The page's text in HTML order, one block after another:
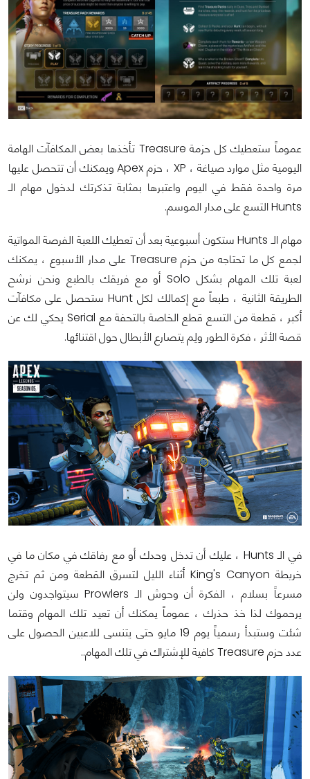
عموماً ستعطيك كل حزمة Treasure تأخذها بعض المكافآت الهامة
اليومية مثل موارد صياغة ، XP ، حزم Apex ويمكنك أن تتحصل عليها
مرة واحدة فقط في اليوم واعتبرها بمثابة تذكرتك لدخول مهام الـ
Hunts التسع على مدار الموسم.
مهام الـ Hunts ستكون أسبوعية بعد أن تعطيك اللعبة الفرصة المواتية
لجمع كل ما تحتاجه من حزم Treasure على مدار الأسبوع ، يمكنك
لعبة تلك المهام بشكل Solo أو مع فريقك بالطبع ونحن نرشح
الطريقة الثانية ، طبعاً مع إكمالك لكل Hunt ستحصل على مكافآت
أكبر ، قطعة من التسع قطع الخاصة بالتحفة مع Serial يحكي لك عن
قصة الأثر ، فكرة الطور ولِم يتصارع الأبطال حول اقتنائها.
في الـ Hunts ، عليك أن تدخل وحدك أو مع رفاقك في مكان ما في
خريطة King's Canyon أثناء الليل لتسرق القطعة ومن ثم تخرج
مسرعاً بسلام ، الفكرة أن وحوش الـ Prowlers سيتواجدون ولن
يرحموك لذا خذ حذرك ، عموماً يمكنك أن تعيد تلك المهام وقتما
شئت وستبدأ رسمياً يوم 19 مايو حتى يتنسى للاعبين الحصول على
عدد حزم Treasure كافية للإشتراك في تلك المهام..